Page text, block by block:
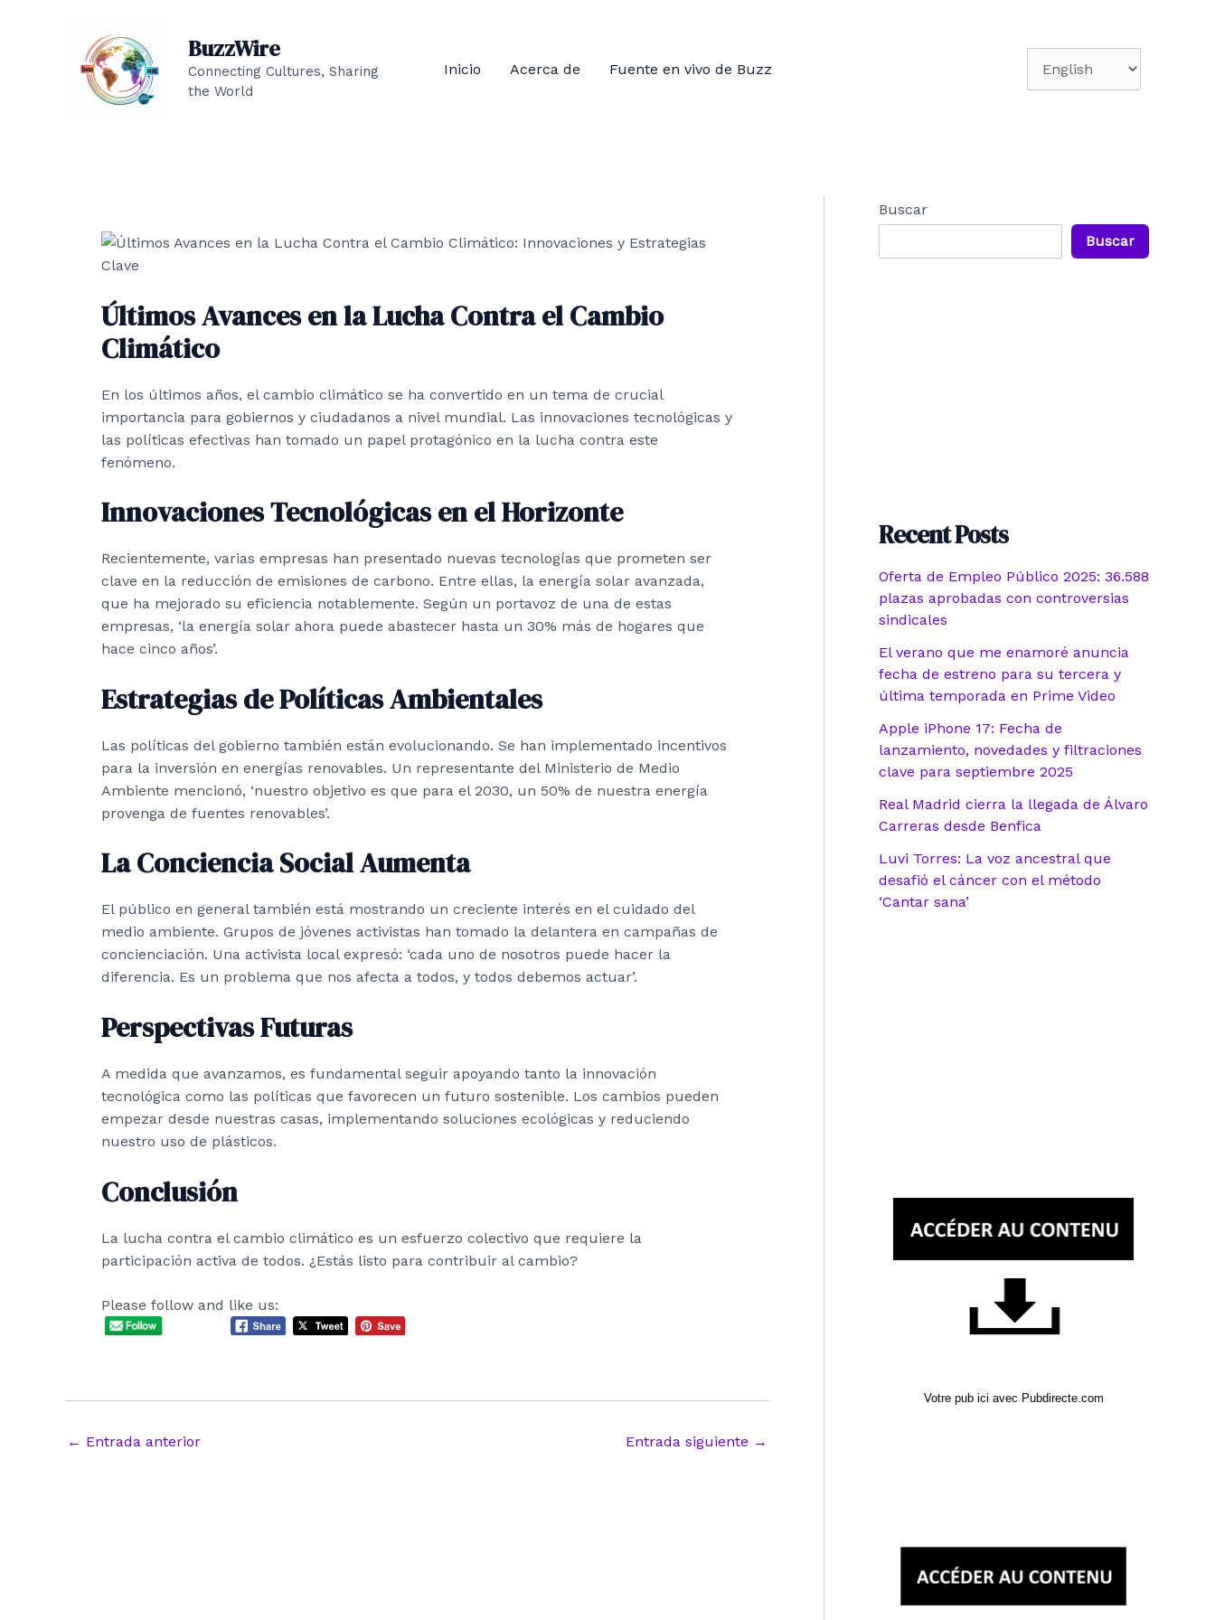
BuzzWire
Connecting Cultures, Sharing
the World
Inicio Acerca de Fuente en vivo de Buzz
Últimos Avances en la Lucha Contra el Cambio
Climático
En los últimos años, el cambio climático se ha convertido en un tema de crucial
importancia para gobiernos y ciudadanos a nivel mundial. Las innovaciones tecnológicas y
las políticas efectivas han tomado un papel protagónico en la lucha contra este
fenómeno.
Innovaciones Tecnológicas en el Horizonte
Recientemente, varias empresas han presentado nuevas tecnologías que prometen ser
clave en la reducción de emisiones de carbono. Entre ellas, la energía solar avanzada,
que ha mejorado su eficiencia notablemente. Según un portavoz de una de estas
empresas, ‘la energía solar ahora puede abastecer hasta un 30% más de hogares que
hace cinco años’.
Estrategias de Políticas Ambientales
Las políticas del gobierno también están evolucionando. Se han implementado incentivos
para la inversión en energías renovables. Un representante del Ministerio de Medio
Ambiente mencionó, ‘nuestro objetivo es que para el 2030, un 50% de nuestra energía
provenga de fuentes renovables’.
La Conciencia Social Aumenta
El público en general también está mostrando un creciente interés en el cuidado del
medio ambiente. Grupos de jóvenes activistas han tomado la delantera en campañas de
concienciación. Una activista local expresó: ‘cada uno de nosotros puede hacer la
diferencia. Es un problema que nos afecta a todos, y todos debemos actuar’.
Perspectivas Futuras
A medida que avanzamos, es fundamental seguir apoyando tanto la innovación
tecnológica como las políticas que favorecen un futuro sostenible. Los cambios pueden
empezar desde nuestras casas, implementando soluciones ecológicas y reduciendo
nuestro uso de plásticos.
Conclusión
La lucha contra el cambio climático es un esfuerzo colectivo que requiere la
participación activa de todos. ¿Estás listo para contribuir al cambio?
Please follow and like us:
Navegación
← Entrada anterior Entrada siguiente →
Buscar
Buscar
Recent Posts
Oferta de Empleo Público 2025: 36.588
plazas aprobadas con controversias
sindicales
El verano que me enamoré anuncia
fecha de estreno para su tercera y
última temporada en Prime Video
Apple iPhone 17: Fecha de
lanzamiento, novedades y filtraciones
clave para septiembre 2025
Real Madrid cierra la llegada de Álvaro
Carreras desde Benfica
Luvi Torres: La voz ancestral que
desafió el cáncer con el método
‘Cantar sana’
Votre pub ici avec Pubdirecte.com